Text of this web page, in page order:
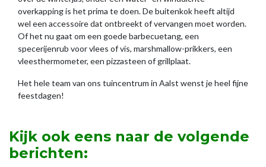
overkapping is het prima te doen. De buitenkok heeft altijd
wel een accessoire dat ontbreekt of vervangen moet worden.
Of het nu gaat om een goede barbecuetang, een
specerijenrub voor vlees of vis, marshmallow-prikkers, een
vleesthermometer, een pizzasteen of grillplaat.
Het hele team van ons tuincentrum in Aalst wenst je heel fijne
feestdagen!
Kijk ook eens naar de volgende
berichten: